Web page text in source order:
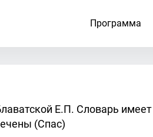
Программа
Е.П. Словарь имеет
(Спас)